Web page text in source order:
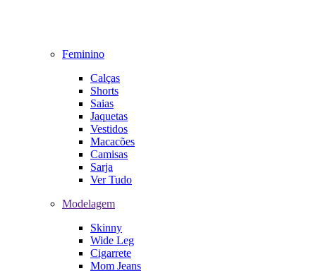
Feminino
Calças
Shorts
Saias
Jaquetas
Vestidos
Macacões
Camisas
Sarja
Ver Tudo
Modelagem
Skinny
Wide Leg
Cigarrete
Mom Jeans